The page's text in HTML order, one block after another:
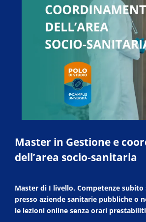
Master in Gestione e
dell’area socio-sanitaria
Master di I livello. Competenze
presso aziende sanitarie pubbliche o
le lezioni online senza orari